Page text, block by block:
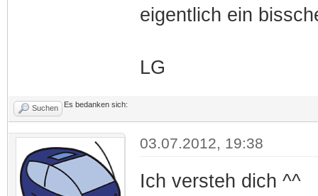
eigentlich ein
LG
Suchen Es bedanken sich:
03.07.2012, 19:38
Ich versteh dich ^^